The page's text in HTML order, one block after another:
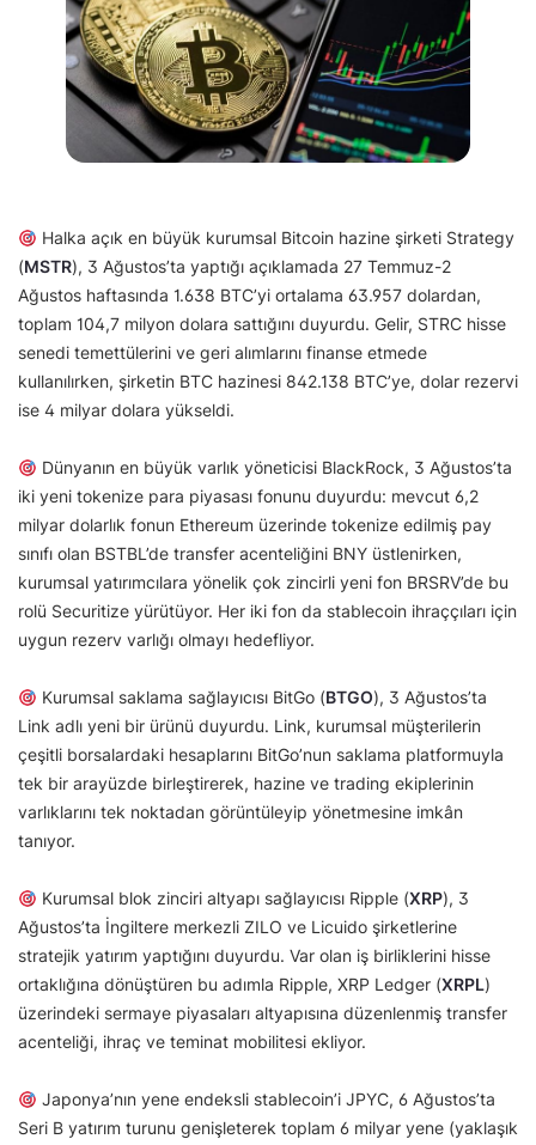
Halka açık en büyük kurumsal Bitcoin hazine şirketi Strategy
(MSTR), 3 Ağustos’ta yaptığı açıklamada 27 Temmuz-2
Ağustos haftasında 1.638 BTC’yi ortalama 63.957 dolardan,
toplam 104,7 milyon dolara sattığını duyurdu. Gelir, STRC hisse
senedi temettülerini ve geri alımlarını finanse etmede
kullanılırken, şirketin BTC hazinesi 842.138 BTC’ye, dolar rezervi
ise 4 milyar dolara yükseldi.
Dünyanın en büyük varlık yöneticisi BlackRock, 3 Ağustos’ta
iki yeni tokenize para piyasası fonunu duyurdu: mevcut 6,2
milyar dolarlık fonun Ethereum üzerinde tokenize edilmiş pay
sınıfı olan BSTBL’de transfer acenteliğini BNY üstlenirken,
kurumsal yatırımcılara yönelik çok zincirli yeni fon BRSRV’de bu
rolü Securitize yürütüyor. Her iki fon da stablecoin ihraççıları için
uygun rezerv varlığı olmayı hedefliyor.
Kurumsal saklama sağlayıcısı BitGo (BTGO), 3 Ağustos’ta
Link adlı yeni bir ürünü duyurdu. Link, kurumsal müşterilerin
çeşitli borsalardaki hesaplarını BitGo’nun saklama platformuyla
tek bir arayüzde birleştirerek, hazine ve trading ekiplerinin
varlıklarını tek noktadan görüntüleyip yönetmesine imkân
tanıyor.
Kurumsal blok zinciri altyapı sağlayıcısı Ripple (XRP), 3
Ağustos’ta İngiltere merkezli ZILO ve Licuido şirketlerine
stratejik yatırım yaptığını duyurdu. Var olan iş birliklerini hisse
ortaklığına dönüştüren bu adımla Ripple, XRP Ledger (XRPL)
üzerindeki sermaye piyasaları altyapısına düzenlenmiş transfer
acenteliği, ihraç ve teminat mobilitesi ekliyor.
Japonya’nın yene endeksli stablecoin’i JPYC, 6 Ağustos’ta
Seri B yatırım turunu genişleterek toplam 6 milyar yene (yaklaşık